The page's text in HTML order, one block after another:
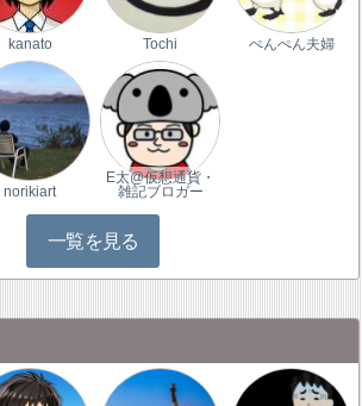
kanato Tochi ぺんぺん夫婦
norikiart
E太@仮想通貨・
雑記ブロガー
一覧を見る